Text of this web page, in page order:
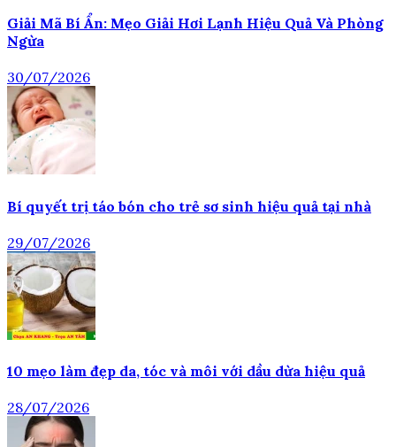
Giải Mã Bí Ẩn: Mẹo Giải Hơi Lạnh Hiệu Quả Và Phòng
Ngừa
30/07/2026
Bí quyết trị táo bón cho trẻ sơ sinh hiệu quả tại nhà
29/07/2026
10 mẹo làm đẹp da, tóc và môi với dầu dừa hiệu quả
28/07/2026